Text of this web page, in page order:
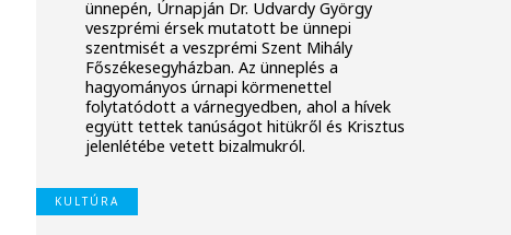
ünnepén, Úrnapján Dr. Udvardy György
veszprémi érsek mutatott be ünnepi
szentmisét a veszprémi Szent Mihály
Főszékesegyházban. Az ünneplés a
hagyományos úrnapi körmenettel
folytatódott a várnegyedben, ahol a hívek
együtt tettek tanúságot hitükről és Krisztus
jelenlétébe vetett bizalmukról.
KULTÚRA